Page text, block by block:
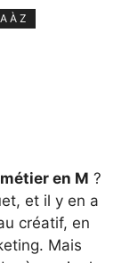
À Z
métier en M ?
et il y en a
créatif, en
Mais